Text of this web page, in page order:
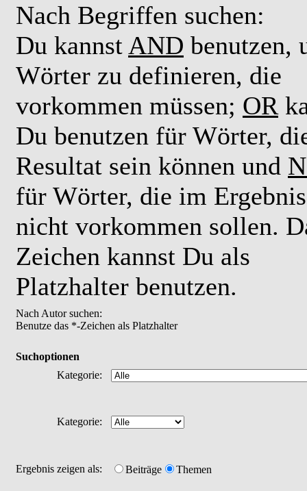
Nach Begriffen suchen:
Du kannst AND benutzen,
Wörter zu definieren, die
vorkommen müssen; OR
Du benutzen für Wörter,
Resultat sein können und
für Wörter, die im Ergebnis
nicht vorkommen sollen.
Zeichen kannst Du als
Platzhalter benutzen.
Nach Autor suchen:
Benutze das *-Zeichen als Platzhalter
Suchoptionen
Kategorie:
Kategorie:
Ergebnis zeigen als: Beiträge Themen